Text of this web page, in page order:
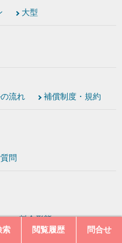
索 閲覧履歴 問合せ
大型
流れ 補償制度・規約
問
料金形態